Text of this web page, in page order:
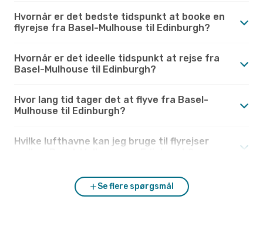
Hvornår er det bedste tidspunkt at booke en
flyrejse fra Basel-Mulhouse til Edinburgh?
Hvornår er det ideelle tidspunkt at rejse fra
Basel-Mulhouse til Edinburgh?
Hvor lang tid tager det at flyve fra Basel-
Mulhouse til Edinburgh?
Hvilke lufthavne kan jeg bruge til flyrejser
Se flere spørgsmål